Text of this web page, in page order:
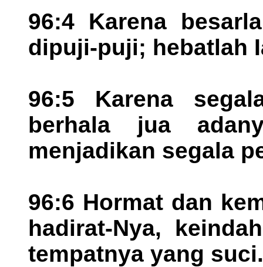
96:4 Karena
dipuji-puji; hebatlah
96:5 Karena
berhala jua
menjadikan segala
96:6 Hormat dan
hadirat-Nya,
tempatnya yang suci.